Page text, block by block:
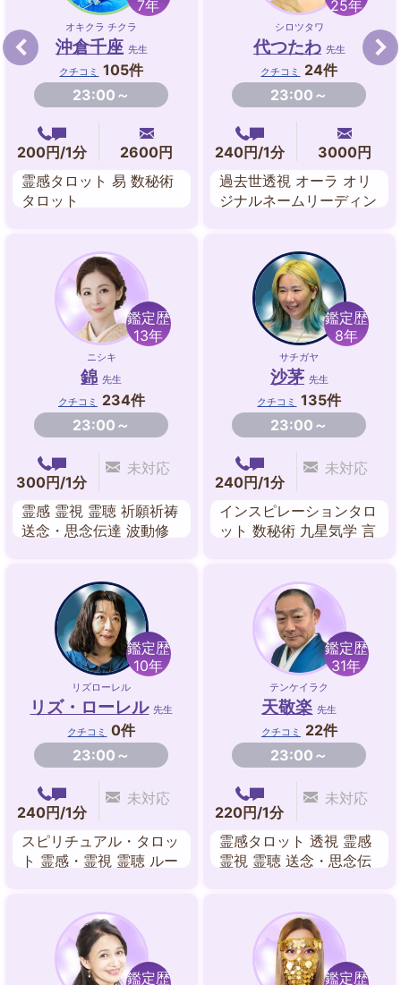
7年
オキクラ チクラ
沖倉千座 先生
クチコミ
105件
23:00～
200円/1分
2600円
霊感タロット 易 数秘術
タロット
25年
シロツタワ
代つたわ 先生
クチコミ
24件
23:00～
240円/1分
3000円
過去世透視 オーラ オリ
ジナルネームリーディン
鑑定歴
13年
ニシキ
錦 先生
クチコミ
234件
23:00～
300円/1分
未対応
霊感 霊視 霊聴 祈願祈祷
送念・思念伝達 波動修
鑑定歴
8年
サチガヤ
沙茅 先生
クチコミ
135件
23:00～
240円/1分
未対応
インスピレーションタロ
ット 数秘術 九星気学 言
鑑定歴
10年
リズローレル
リズ・ローレル 先生
クチコミ
0件
23:00～
240円/1分
未対応
スピリチュアル・タロッ
ト 霊感・霊視 霊聴 ルー
鑑定歴
31年
テンケイラク
天敬楽 先生
クチコミ
22件
23:00～
220円/1分
未対応
霊感タロット 透視 霊感
霊視 霊聴 送念・思念伝
鑑定歴
鑑定歴